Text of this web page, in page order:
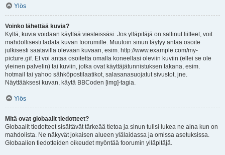
Ylös
Voinko lähettää kuvia?
Kyllä, kuvia voidaan käyttää viesteissäsi. Jos ylläpitäjä on sallinut liitteet, voit
mahdollisesti ladata kuvan foorumille. Muutoin sinun täytyy antaa osoite
julkisesti saatavilla olevaan kuvaan, esim. http://www.example.com/my-
picture.gif. Et voi antaa osoitetta omalla koneellasi oleviin kuviin (ellei se ole
yleinen palvelin) tai kuviin, jotka ovat käyttäjätunnistuksen takana, esim.
hotmail tai yahoo sähköpostilaatikot, salasanasuojatut sivustot, jne.
Näyttääksesi kuvan, käytä BBCoden [img]-tagia.
Ylös
Mitä ovat globaalit tiedotteet?
Globaalit tiedotteet sisältävät tärkeää tietoa ja sinun tulisi lukea ne aina kun on
mahdolista. Ne näkyvät jokaisen alueen ylälaidassa ja omissa asetuksissa.
Globaalien tiedotteiden oikeudet myöntää foorumin ylläpitäjä.